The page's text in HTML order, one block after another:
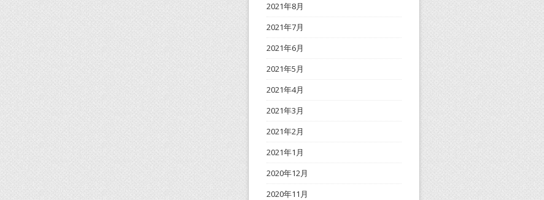
2021年8月
2021年7月
2021年6月
2021年5月
2021年4月
2021年3月
2021年2月
2021年1月
2020年12月
2020年11月